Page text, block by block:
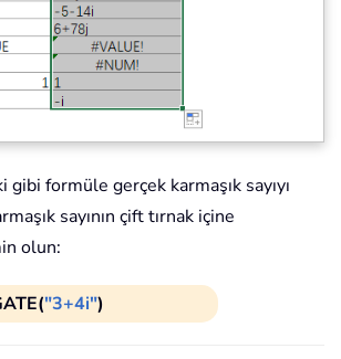
gibi formüle gerçek karmaşık sayıyı
sayının çift tırnak içine
olun:
"3+4i")